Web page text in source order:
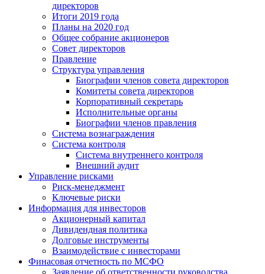
директоров
Итоги 2019 года
Планы на 2020 год
Общее собрание акционеров
Совет директоров
Правление
Структура управления
Биографии членов совета директоров
Комитеты совета директоров
Корпоративный секретарь
Исполнительные органы
Биографии членов правления
Система вознаграждения
Система контроля
Система внутреннего контроля
Внешний аудит
Управление рисками
Риск-менеджмент
Ключевые риски
Информация для инвесторов
Акционерный капитал
Дивидендная политика
Долговые инструменты
Взаимодействие с инвеcторами
Финасовая отчетность по МСФО
Заявление об ответственности руководства